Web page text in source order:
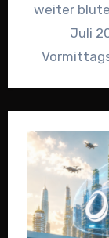
weiter
Juli